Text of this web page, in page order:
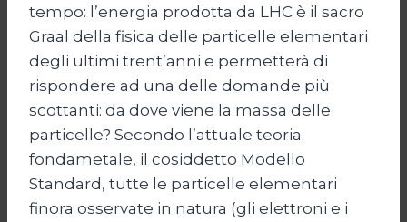
tempo: l’energia prodotta da LHC è il sacro
Graal della fisica delle particelle elementari
degli ultimi trent’anni e permetterà di
rispondere ad una delle domande più
scottanti: da dove viene la massa delle
particelle? Secondo l’attuale teoria
fondametale, il cosiddetto Modello
Standard, tutte le particelle elementari
finora osservate in natura (gli elettroni e i